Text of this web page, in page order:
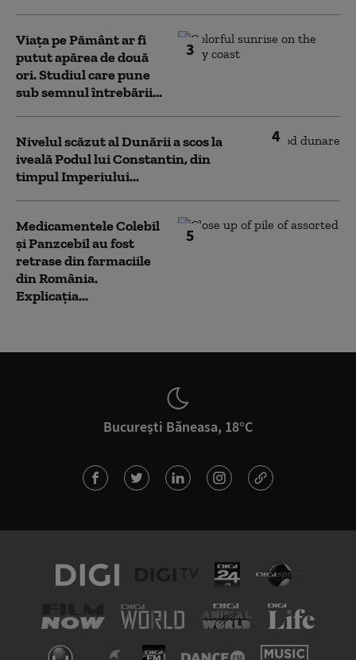
3
Viața pe Pământ ar fi
putut apărea de două
ori. Studiul care pune
sub semnul întrebării...
4
Nivelul scăzut al Dunării a scos la
iveală Podul lui Constantin, din
timpul Imperiului...
5
Medicamentele Colebil
și Panzcebil au fost
retrase din farmaciile
din România.
Explicația...
București Băneasa, 18°C